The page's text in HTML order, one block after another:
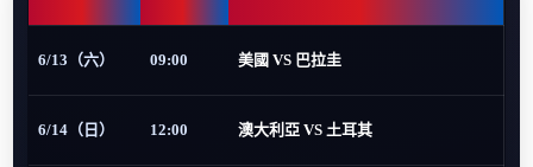
6/13（六） 09:00 美國 VS 巴拉圭
6/14（日） 12:00 澳大利亞 VS 土耳其